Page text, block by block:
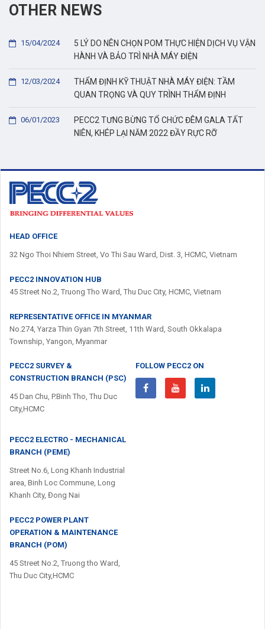
OTHER NEWS
5 LÝ DO NÊN CHỌN POM THỰC HIỆN DỊCH VỤ VẬN
HÀNH VÀ BẢO TRÌ NHÀ MÁY ĐIỆN
15/04/2024
THẨM ĐỊNH KỸ THUẬT NHÀ MÁY ĐIỆN: TẦM
QUAN TRỌNG VÀ QUY TRÌNH THẨM ĐỊNH
12/03/2024
PECC2 TƯNG BỪNG TỔ CHỨC ĐÊM GALA TẤT
NIÊN, KHÉP LẠI NĂM 2022 ĐẦY RỰC RỠ
06/01/2023
HEAD OFFICE
32 Ngo Thoi Nhiem Street, Vo Thi Sau Ward, Dist. 3, HCMC, Vietnam
PECC2 INNOVATION HUB
45 Street No.2, Truong Tho Ward, Thu Duc City, HCMC, Vietnam
REPRESENTATIVE OFFICE IN MYANMAR
No.274, Yarza Thin Gyan 7th Street, 11th Ward, South Okkalapa
Township, Yangon, Myanmar
PECC2 SURVEY &
CONSTRUCTION BRANCH (PSC)
45 Dan Chu, P.Binh Tho, Thu Duc
City,HCMC
PECC2 ELECTRO - MECHANICAL
BRANCH (PEME)
Street No.6, Long Khanh Industrial
area, Binh Loc Commune, Long
Khanh City, Đong Nai
PECC2 POWER PLANT
OPERATION & MAINTENANCE
BRANCH (POM)
45 Street No.2, Truong tho Ward,
Thu Duc City,HCMC
FOLLOW PECC2 ON